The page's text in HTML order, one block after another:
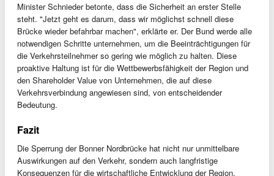
Minister Schnieder betonte, dass die Sicherheit an erster Stelle
steht. "Jetzt geht es darum, dass wir möglichst schnell diese
Brücke wieder befahrbar machen", erklärte er. Der Bund werde alle
notwendigen Schritte unternehmen, um die Beeinträchtigungen für
die Verkehrsteilnehmer so gering wie möglich zu halten. Diese
proaktive Haltung ist für die Wettbewerbsfähigkeit der Region und
den Shareholder Value von Unternehmen, die auf diese
Verkehrsverbindung angewiesen sind, von entscheidender
Bedeutung.
Fazit
Die Sperrung der Bonner Nordbrücke hat nicht nur unmittelbare
Auswirkungen auf den Verkehr, sondern auch langfristige
Konsequenzen für die wirtschaftliche Entwicklung der Region.